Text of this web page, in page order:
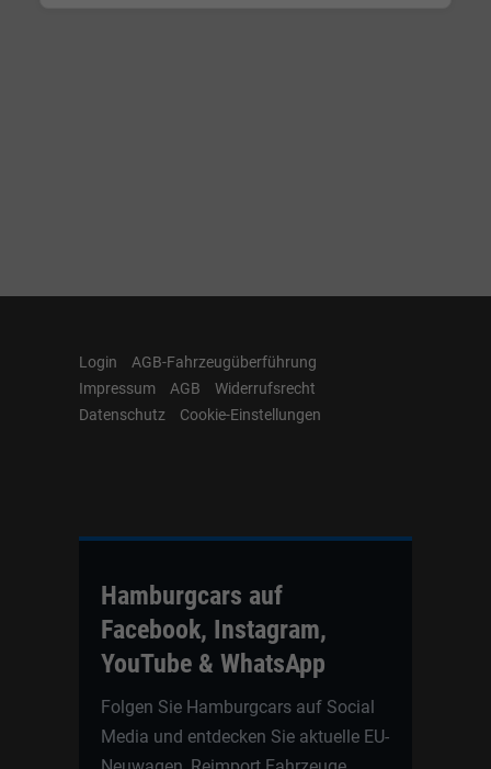
Login
AGB-Fahrzeugüberführung
Impressum
AGB
Widerrufsrecht
Datenschutz
Cookie-Einstellungen
Hamburgcars auf
Facebook, Instagram,
YouTube & WhatsApp
Folgen Sie Hamburgcars auf Social
Media und entdecken Sie aktuelle EU-